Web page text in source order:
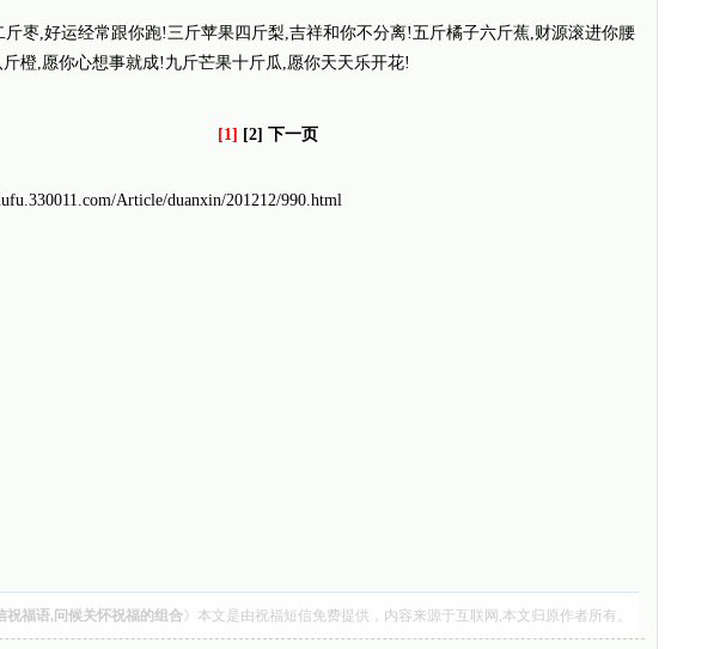
斤枣,好运经常跟你跑!三斤苹果四斤梨,吉祥和你不分离!五斤橘子六斤蕉,财源滚进你腰
橙,愿你心想事就成!九斤芒果十斤瓜,愿你天天乐开花!
[1] [2] 下一页
Article/duanxin/201212/990.html
祝福语,问候关怀祝福的组合》本文是由祝福短信免费提供，内容来源于互联网,本文归原作者所有。